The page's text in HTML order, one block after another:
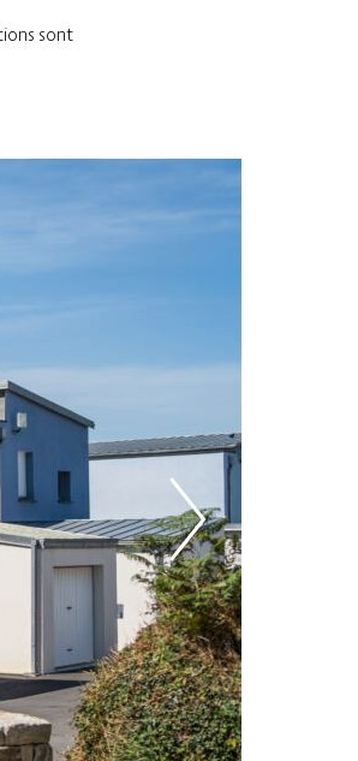
sont